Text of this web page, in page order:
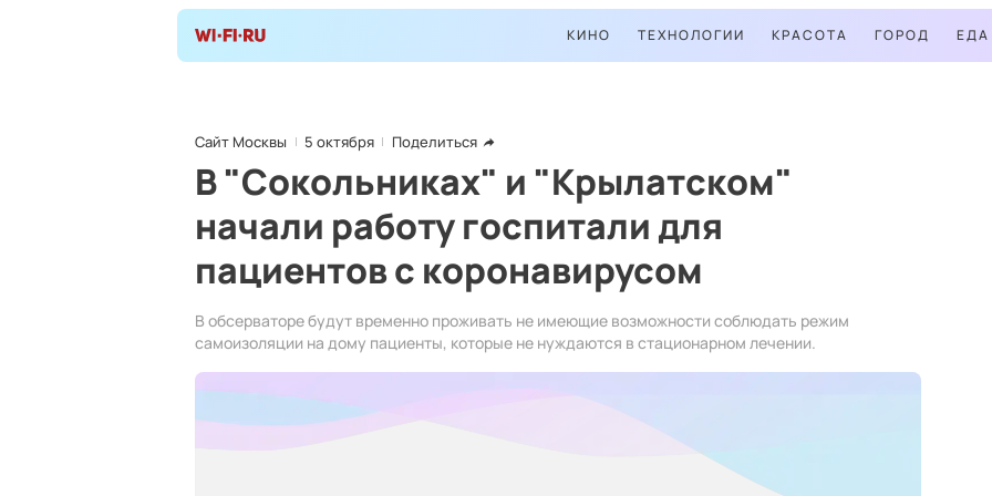
КИНО ТЕХНОЛОГИИ КРАСОТА ГОРОД ЕДА
Сайт Москвы 5 октября Поделиться
В "Сокольниках" и "Крылатском"
начали работу госпитали для
пациентов с коронавирусом
В обсерваторе будут временно проживать не имеющие возможности соблюдать режим
самоизоляции на дому пациенты, которые не нуждаются в стационарном лечении.